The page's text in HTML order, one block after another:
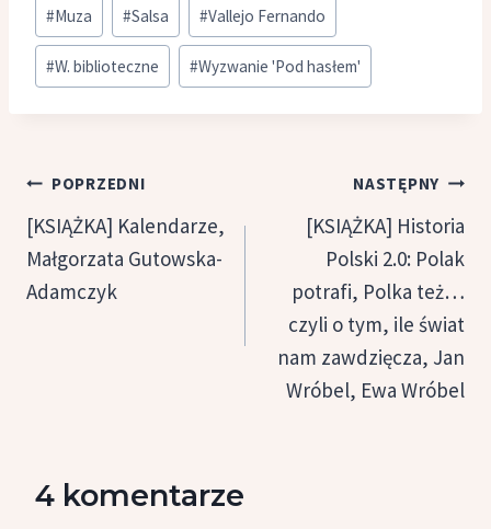
#Muza #Salsa #Vallejo Fernando
#W. biblioteczne #Wyzwanie 'Pod hasłem'
Nawigacja
wpisu
POPRZEDNI
[KSIĄŻKA] Kalendarze,
Małgorzata Gutowska-
Adamczyk
NASTĘPNY
[KSIĄŻKA] Historia
Polski 2.0: Polak
potrafi, Polka też…
czyli o tym, ile świat
nam zawdzięcza, Jan
Wróbel, Ewa Wróbel
4 komentarze